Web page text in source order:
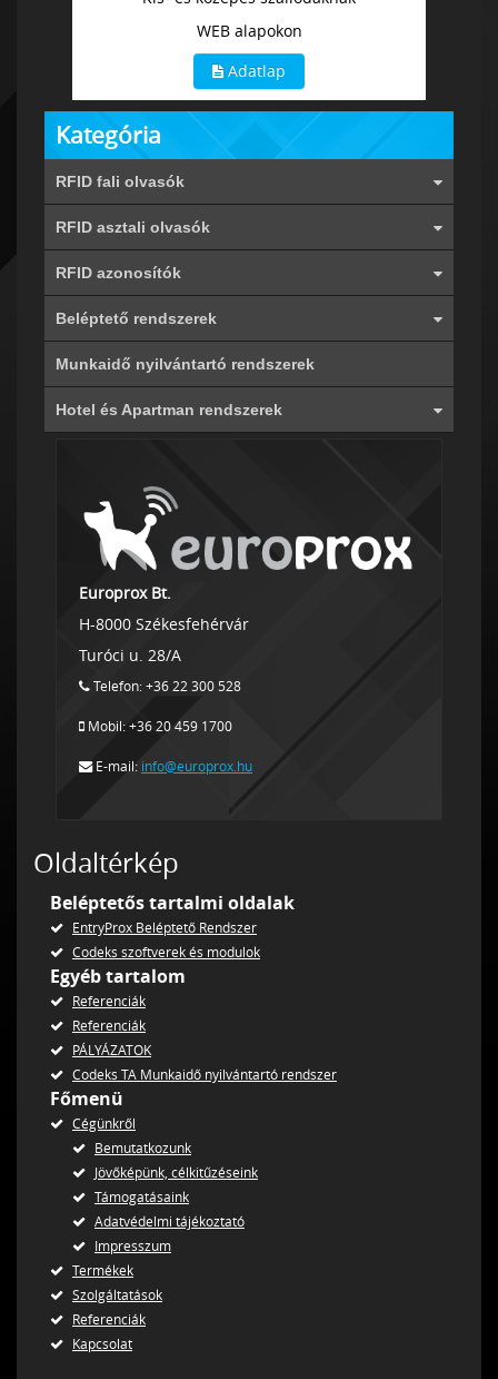
WEB alapokon
Adatlap
Kategória
RFID fali olvasók
RFID asztali olvasók
RFID azonosítók
Beléptető rendszerek
Munkaidő nyilvántartó rendszerek
Hotel és Apartman rendszerek
Europrox Bt.
H-8000 Székesfehérvár
Turóci u. 28/A
Telefon: +36 22 300 528
Mobil: +36 20 459 1700
E-mail: info@europrox.hu
Oldaltérkép
Beléptetős tartalmi oldalak
EntryProx Beléptető Rendszer
Codeks szoftverek és modulok
Egyéb tartalom
Referenciák
Referenciák
PÁLYÁZATOK
Codeks TA Munkaidő nyilvántartó rendszer
Főmenü
Cégünkről
Bemutatkozunk
Jövőképünk, célkitűzéseink
Támogatásaink
Adatvédelmi tájékoztató
Impresszum
Termékek
Szolgáltatások
Referenciák
Kapcsolat